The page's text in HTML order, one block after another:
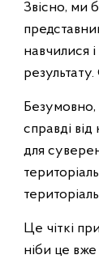
Звісно, ми
навчилися
справді
для
Це чіткі
ніби це